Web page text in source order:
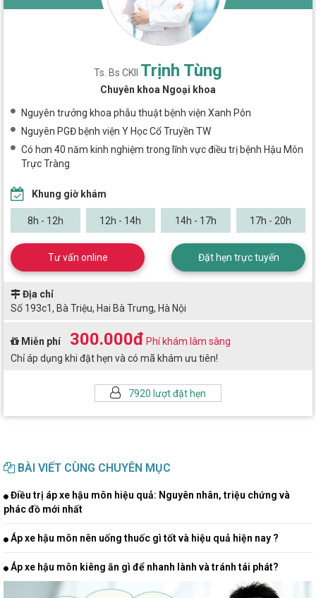
Ts. Bs CKII Trịnh Tùng
Chuyên khoa Ngoại khoa
Nguyên trưởng khoa phẫu thuật bệnh viện Xanh Pôn
Nguyên PGĐ bệnh viện Y Học Cổ Truyền TW
Có hơn 40 năm kinh nghiệm trong lĩnh vực điều trị bệnh Hậu Môn
Trực Tràng
7920 lượt đặt hẹn
Khung giờ khám
8h - 12h 12h - 14h 14h - 17h 17h - 20h
Tư vấn online Đặt hẹn trực tuyến
Địa chỉ
Số 193c1, Bà Triệu, Hai Bà Trưng, Hà Nội
Miễn phí 300.000đ Phí khám lâm sàng
Chỉ áp dụng khi đặt hẹn và có mã khám ưu tiên!
BÀI VIẾT CÙNG CHUYÊN MỤC
Điều trị áp xe hậu môn hiệu quả: Nguyên nhân, triệu chứng và
phác đồ mới nhất
Áp xe hậu môn nên uống thuốc gì tốt và hiệu quả hiện nay ?
Áp xe hậu môn kiêng ăn gì để nhanh lành và tránh tái phát?